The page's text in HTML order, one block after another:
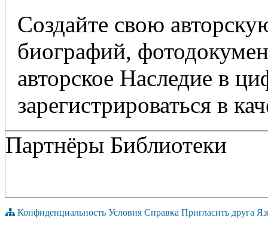
Создайте свою
биографий,
авторское Наследие в
зарегистрироваться в
Партнёры Библиотеки
Конфиденциальность Условия Справка Пригласить друга